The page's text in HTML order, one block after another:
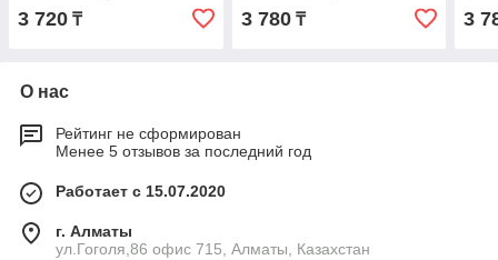
3 720 ₸ 3 780₸ 3
О нас
Рейтинг не сформирован
Менее 5 отзывов за последний год
Работает с 15.07.2020
г. Алматы
ул.Гоголя,86 офис 715, Алматы, Казахстан